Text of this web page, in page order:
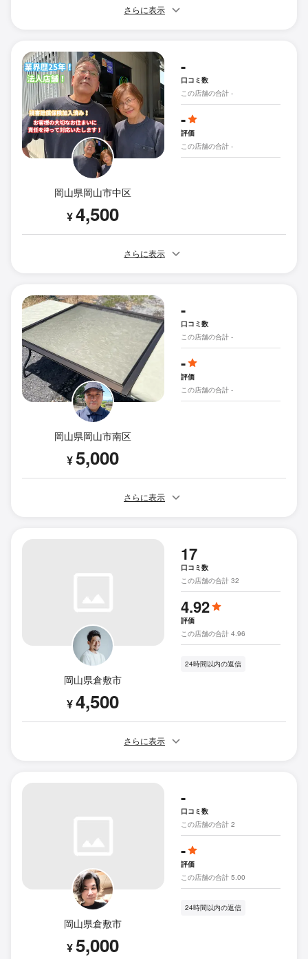
さらに表示
岡山県岡山市中区
¥4,500
-
口コミ数
この店舗の合計 -
-
評価
この店舗の合計 -
さらに表示
岡山県岡山市南区
¥5,000
-
口コミ数
この店舗の合計 -
-
評価
この店舗の合計 -
さらに表示
岡山県倉敷市
¥4,500
17
口コミ数
この店舗の合計 32
4.92
評価
この店舗の合計 4.96
24時間以内の返信
さらに表示
岡山県倉敷市
¥5,000
-
口コミ数
この店舗の合計 2
-
評価
この店舗の合計 5.00
24時間以内の返信